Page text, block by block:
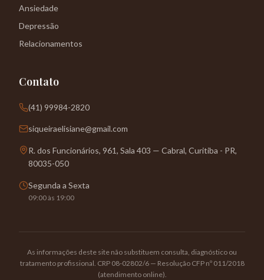
Ansiedade
Depressão
Relacionamentos
Contato
(41) 99984-2820
siqueiraelisiane@gmail.com
R. dos Funcionários, 961, Sala 403 — Cabral, Curitiba - PR,
80035-050
Segunda a Sexta
09:00 às 19:00
As informações deste site não substituem consulta, diagnóstico ou
tratamento profissional. CRP 08-02802/6 — Resolução CFP nº 011/2018
(atendimento online).